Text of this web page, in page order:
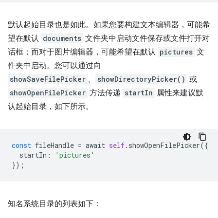
默认起始目录也是如此。如果您要构建文本编辑器，可能希
望在默认 documents 文件夹中启动文件保存或文件打开对
话框；而对于图片编辑器，可能希望在默认 pictures 文
件夹中启动。您可以通过向
showSaveFilePicker 、 showDirectoryPicker() 或
showOpenFilePicker 方法传递 startIn 属性来建议默
认起始目录，如下所示。
const fileHandle = await self. showOpenFilePicker({
startIn :
'pictures'
});
知名系统目录的列表如下：